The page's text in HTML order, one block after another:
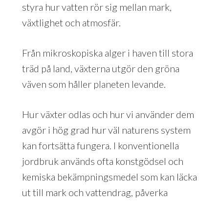
styra hur vatten rör sig mellan mark,
växtlighet och atmosfär.
Från mikroskopiska alger i haven till stora
träd på land, växterna utgör den gröna
väven som håller planeten levande.
Hur växter odlas och hur vi använder dem
avgör i hög grad hur väl naturens system
kan fortsätta fungera. I konventionella
jordbruk används ofta konstgödsel och
kemiska bekämpningsmedel som kan läcka
ut till mark och vattendrag, påverka